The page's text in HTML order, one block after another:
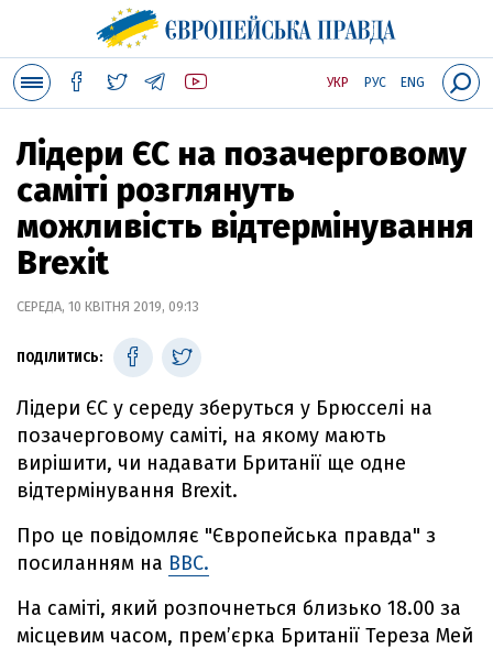
УКР РУС ENG
Лідери ЄС на позачерговому
саміті розглянуть
можливість відтермінування
Brexit
СЕРЕДА, 10 КВІТНЯ 2019, 09:13
ПОДІЛИТИСЬ:
Лідери ЄС у середу зберуться у Брюсселі на
позачерговому саміті, на якому мають
вирішити, чи надавати Британії ще одне
відтермінування Brexit.
Про це повідомляє "Європейська правда" з
посиланням на BBC.
На саміті, який розпочнеться близько 18.00 за
місцевим часом, прем’єрка Британії Тереза Мей